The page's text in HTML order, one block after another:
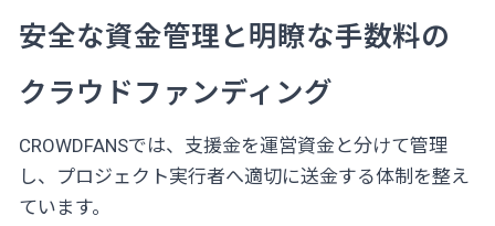
安全な資金管理と明瞭な手数料の
クラウドファンディング
CROWDFANSでは、支援金を運営資金と分けて管理
し、プロジェクト実行者へ適切に送金する体制を整え
ています。